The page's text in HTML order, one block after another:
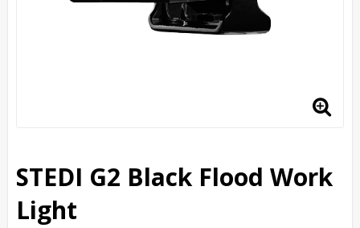
STEDI G2 Black Flood Work
Light